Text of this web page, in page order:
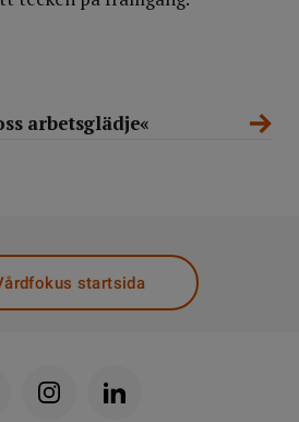
arbetsglädje«
startsida